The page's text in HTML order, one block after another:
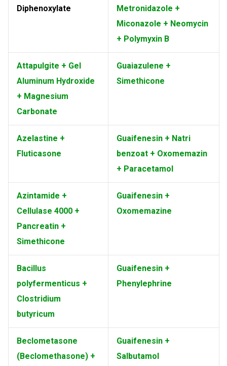
Diphenoxylate
Metronidazole +
Miconazole + Neomycin
+ Polymyxin B
Attapulgite + Gel
Aluminum Hydroxide
+ Magnesium
Carbonate
Guaiazulene +
Simethicone
Azelastine +
Fluticasone
Guaifenesin + Natri
benzoat + Oxomemazin
+ Paracetamol
Azintamide +
Cellulase 4000 +
Pancreatin +
Simethicone
Guaifenesin +
Oxomemazine
Bacillus
polyfermenticus +
Clostridium
butyricum
Guaifenesin +
Phenylephrine
Beclometasone
(Beclomethasone) +
Guaifenesin +
Salbutamol